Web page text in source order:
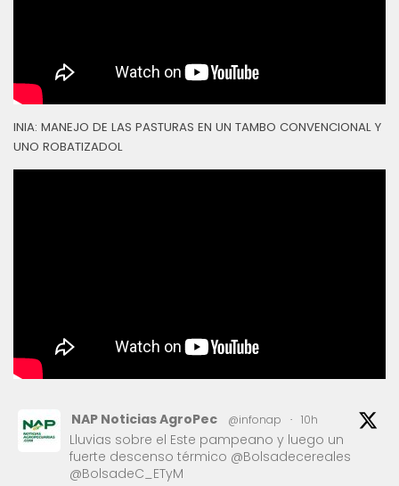
INIA: MANEJO DE LAS PASTURAS EN UN TAMBO CONVENCIONAL Y
UNO ROBATIZADOL
NAP Noticias AgroPec @infonap · 10h
Lluvias sobre el Este pampeano y luego un
fuerte descenso térmico @Bolsadecereales
@BolsadeC_ETyM